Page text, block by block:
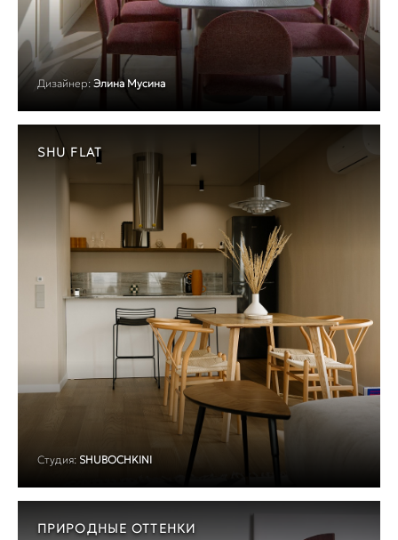
Дизайнер: Элина Мусина
SHU FLAT
Студия: SHUBOCHKINI
ПРИРОДНЫЕ ОТТЕНКИ